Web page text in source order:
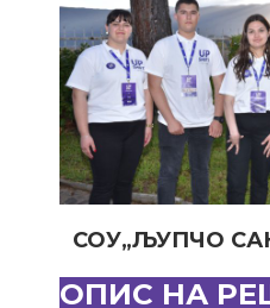
СОУ„ЉУПЧО
ОПИС НА